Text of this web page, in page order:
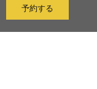
予約する